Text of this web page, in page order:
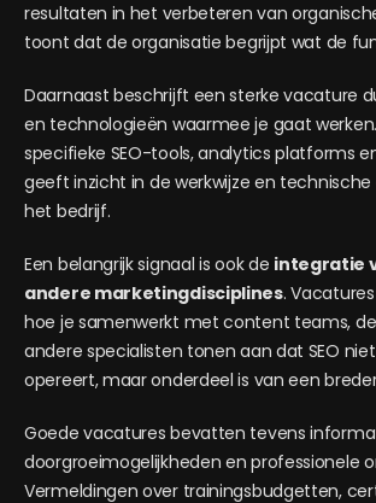
resultaten in het verbeteren van
toont dat de organisatie begrijpt wat de
Daarnaast beschrijft een sterke vacature
en technologieën waarmee je gaat
specifieke SEO-tools, analytics platforms
geeft inzicht in de werkwijze en
het bedrijf.
Een belangrijk signaal is ook de integratie
andere marketingdisciplines.
hoe je samenwerkt met content teams,
andere specialisten tonen aan dat SEO
opereert, maar onderdeel is van een
Goede vacatures bevatten tevens
doorgroeimogelijkheden en professionele
Vermeldingen over trainingsbudgetten,